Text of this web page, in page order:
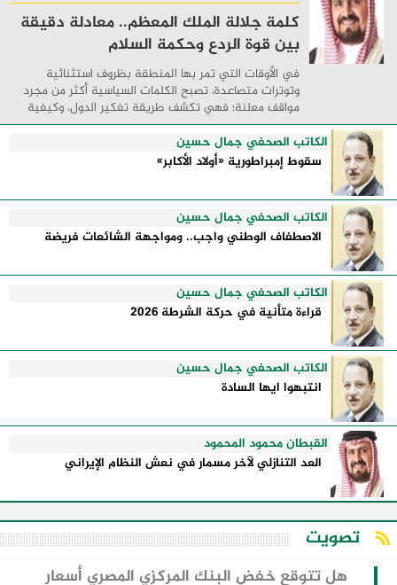
كلمة جلالة الملك المعظم.. معادلة دقيقة
بين قوة الردع وحكمة السلام
في الأوقات التي تمر بها المنطقة بظروف استثنائية
وتوترات متصاعدة، تصبح الكلمات السياسية أكثر من مجرد
مواقف معلنة؛ فهي تكشف طريقة تفكير الدول، وكيفية
إدارتها للأزمات، والحدود التي تفصل بين القوة ...
الكاتب الصحفي جمال حسين
سقوط إمبراطورية «أولاد الأكابر»
الكاتب الصحفي جمال حسين
الاصطفاف الوطني واجب.. ومواجهة الشائعات فريضة
الكاتب الصحفي جمال حسين
قراءة متأنية في حركة الشرطة 2026
الكاتب الصحفي جمال حسين
انتبهوا ايها السادة
القبطان محمود المحمود
العد التنازلي لآخر مسمار في نعش النظام الإيراني
تصويت
هل تتوقع خفض البنك المركزي المصري أسعار